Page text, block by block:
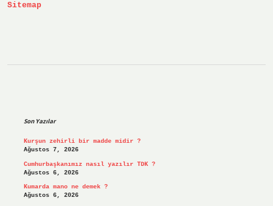
Sitemap
Son Yazılar
Kurşun zehirli bir madde midir ?
Ağustos 7, 2026
Cumhurbaşkanımız nasıl yazılır TDK ?
Ağustos 6, 2026
Kumarda mano ne demek ?
Ağustos 6, 2026